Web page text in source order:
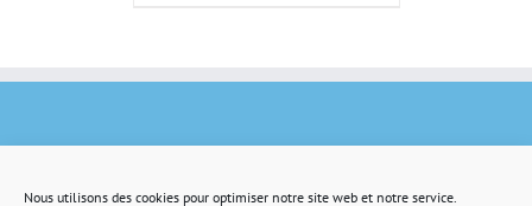
Nous utilisons des cookies pour optimiser notre site web et notre service.